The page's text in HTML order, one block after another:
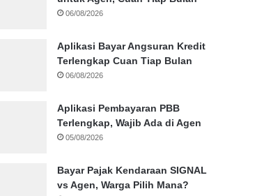
06/08/2026
Aplikasi Bayar Angsuran Kredit
Terlengkap Cuan Tiap Bulan
06/08/2026
Aplikasi Pembayaran PBB
Terlengkap, Wajib Ada di Agen
05/08/2026
Bayar Pajak Kendaraan SIGNAL
vs Agen, Warga Pilih Mana?